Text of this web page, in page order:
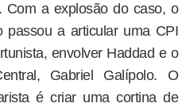
Com a explosão do caso, o
passou a articular uma CPI
envolver Haddad e o
Gabriel Galípolo. O
é criar uma cortina de